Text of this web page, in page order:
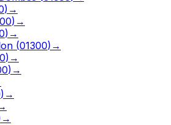
) →
) →
) →
(01300) →
) →
) →
) →
→